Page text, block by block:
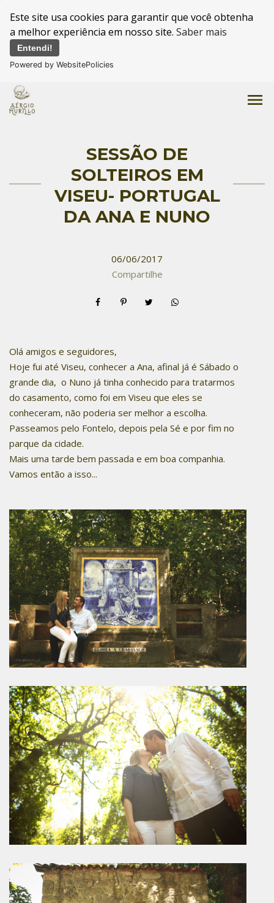
Este site usa cookies para garantir que você obtenha
a melhor experiência em nosso site. Saber mais
Entendi!
Powered by WebsitePolicies
menu
SESSÃO DE
SOLTEIROS EM
VISEU- PORTUGAL
DA ANA E NUNO
06/06/2017
Compartilhe
Olá amigos e seguidores,
Hoje fui até Viseu, conhecer a Ana, afinal já é Sábado o
grande dia, o Nuno já tinha conhecido para tratarmos
do casamento, como foi em Viseu que eles se
conheceram, não poderia ser melhor a escolha.
Passeamos pelo Fontelo, depois pela Sé e por fim no
parque da cidade.
Mais uma tarde bem passada e em boa companhia.
Vamos então a isso...